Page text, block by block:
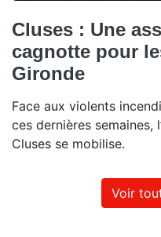
Cluses : Une
cagnotte pour
Gironde
Face aux violents
ces dernières semaines,
Cluses se mobilise.
Voir